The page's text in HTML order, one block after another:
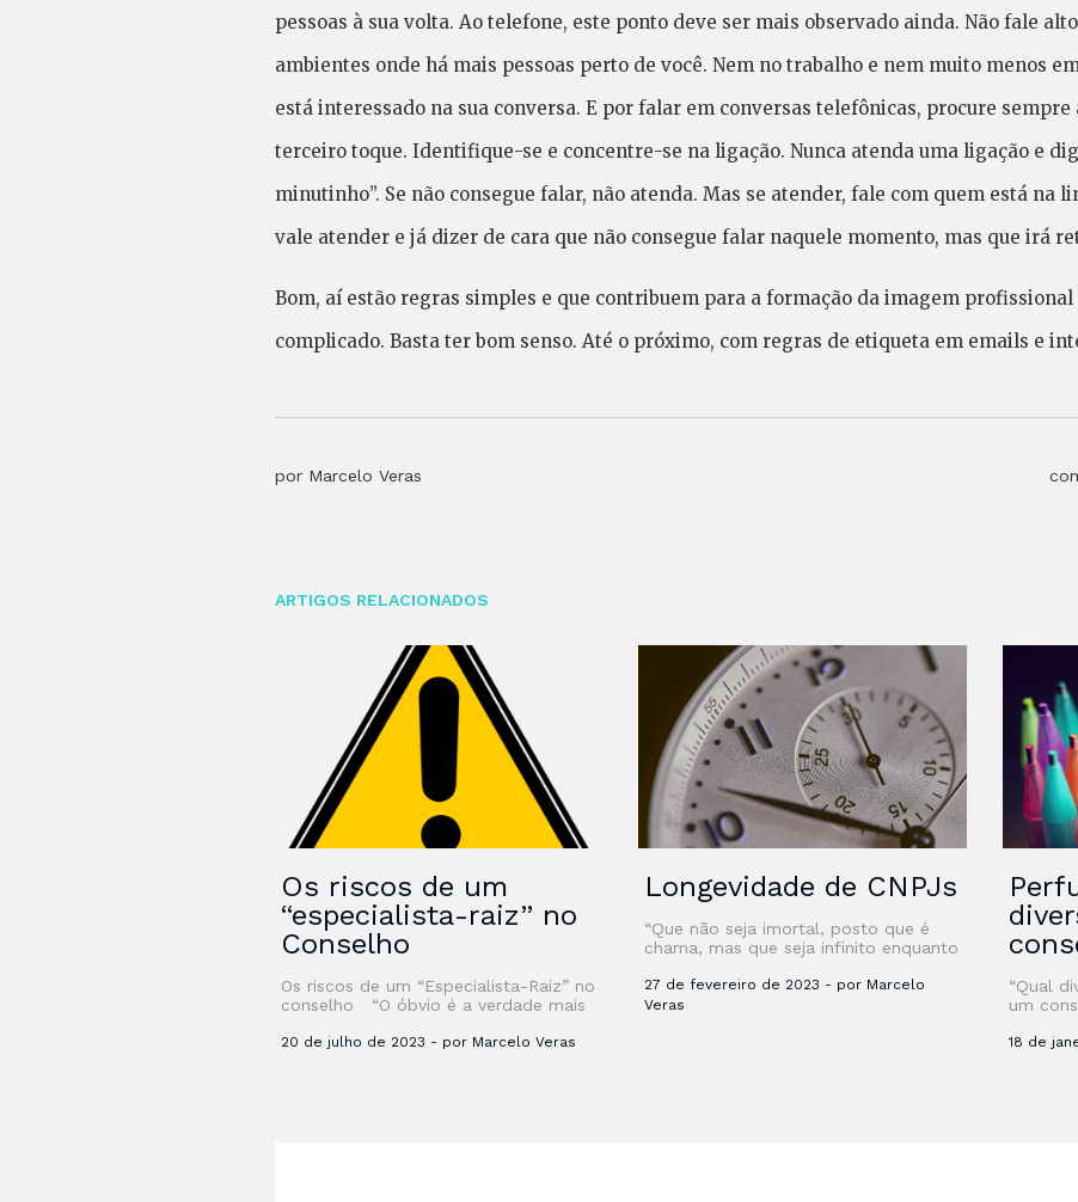
pessoas à sua volta. Ao telefone, este ponto deve ser mais observado ainda. Não fale
ambientes onde há mais pessoas perto de você. Nem no trabalho e nem muito menos
está interessado na sua conversa. E por falar em conversas telefônicas, procure
terceiro toque. Identifique-se e concentre-se na ligação. Nunca atenda uma ligação e
minutinho”. Se não consegue falar, não atenda. Mas se atender, fale com quem está na
vale atender e já dizer de cara que não consegue falar naquele momento, mas que irá
Bom, aí estão regras simples e que contribuem para a formação da imagem profissional
complicado. Basta ter bom senso. Até o próximo, com regras de etiqueta em emails e
por Marcelo Veras
ARTIGOS RELACIONADOS
Os riscos de um
“especialista-raiz” no
Conselho
Os riscos de um “Especialista-Raiz” no
conselho “O óbvio é a verdade mais
Lispector” Desde que li …
20 de julho de 2023 - por Marcelo Veras
Longevidade de CNPJs
“Que não seja imortal, posto que é
chama, mas que seja infinito enquanto
de Moraes, em outubro de 1939,
escreveu o …
27 de fevereiro de 2023 - por Marcelo
Veras
“Qual
um
ainda
18 de